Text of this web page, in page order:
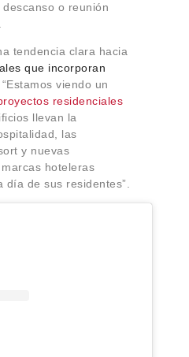
o reunión
tendencia clara hacia
que incorporan
“Estamos viendo un
residenciales
llevan la
las
y nuevas
hoteleras
de sus residentes”.